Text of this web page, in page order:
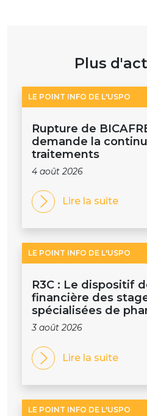
Plus
LE POINT INFO DE L'USPO
Rupture de
demande la
traitements
4 août 2026
Lire la suite
LE POINT INFO DE L'USPO
R3C : Le dispositif
financière des
spécialisées de
3 août 2026
Lire la suite
LE POINT INFO DE L'USPO